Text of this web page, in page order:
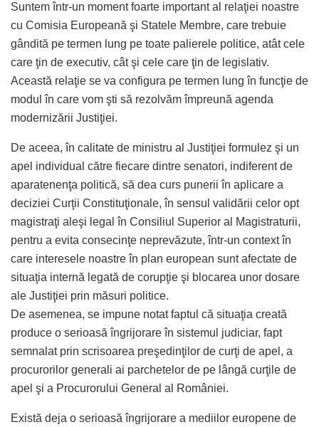
Suntem într-un moment foarte important al relaţiei noastre
cu Comisia Europeană şi Statele Membre, care trebuie
gândită pe termen lung pe toate palierele politice, atât cele
care ţin de executiv, cât şi cele care ţin de legislativ.
Această relaţie se va configura pe termen lung în funcţie de
modul în care vom şti să rezolvăm împreună agenda
modernizării Justiţiei.
De aceea, în calitate de ministru al Justiţiei formulez şi un
apel individual către fiecare dintre senatori, indiferent de
aparatenenţa politică, să dea curs punerii în aplicare a
deciziei Curţii Constituţionale, în sensul validării celor opt
magistraţi aleşi legal în Consiliul Superior al Magistraturii,
pentru a evita consecinţe neprevăzute, într-un context în
care interesele noastre în plan european sunt afectate de
situaţia internă legată de corupţie şi blocarea unor dosare
ale Justiţiei prin măsuri politice.
De asemenea, se impune notat faptul că situaţia creată
produce o serioasă îngrijorare în sistemul judiciar, fapt
semnalat prin scrisoarea preşedinţilor de curţi de apel, a
procurorilor generali ai parchetelor de pe lângă curţile de
apel şi a Procurorului General al României.
Există deja o serioasă îngrijorare a mediilor europene de